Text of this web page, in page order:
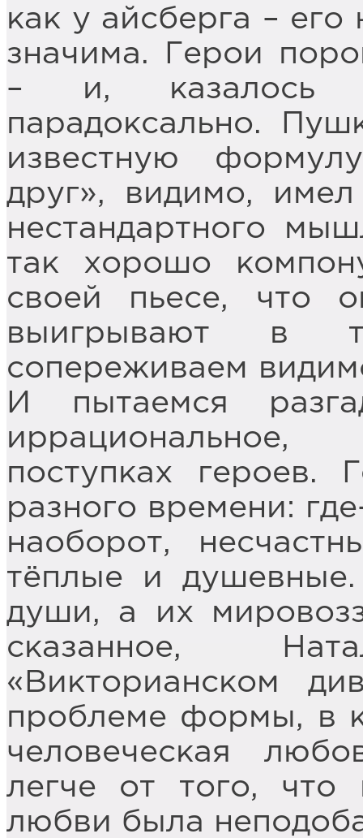
как у айсберга –
значима. Герои
– и, казалось
парадоксально.
известную
друг», видимо,
нестандартного
так хорошо
своей пьесе, что
выигрывают в
сопереживаем
И пытаемся
поступках
разного времени:
наоборот,
тёплые и
души, а их
сказанное,
«Викторианском
проблеме формы, в
человеческая
легче от того,
любви была